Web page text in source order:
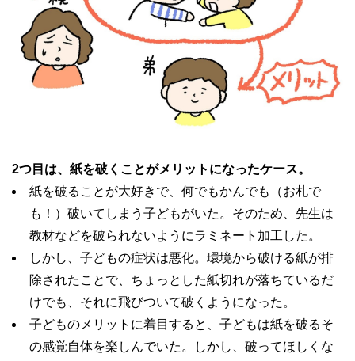
2つ目は、紙を破くことがメリットになったケース。
紙を破ることが大好きで、何でもかんでも（お札で
も！）破いてしまう子どもがいた。そのため、先生は
教材などを破られないようにラミネート加工した。
しかし、子どもの症状は悪化。環境から破ける紙が排
除されたことで、ちょっとした紙切れが落ちているだ
けでも、それに飛びついて破くようになった。
子どものメリットに着目すると、子どもは紙を破るそ
の感覚自体を楽しんでいた。しかし、破ってほしくな